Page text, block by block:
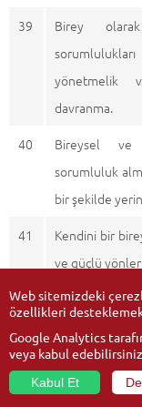
39
Birey
yönetmelik
davranma.
40
Bireysel ve
sorumluluk
bir şekilde
41
Kendini bir
ve güçlü
Web sitemizdeki
özellikleri
Google Analytics
veya kabul
Kabul Et
© 2026